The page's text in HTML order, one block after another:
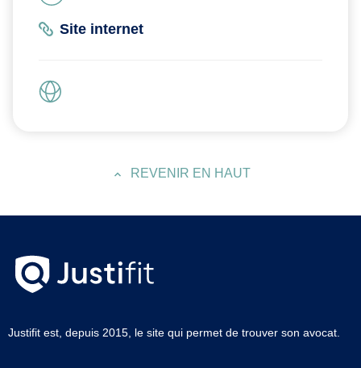
Site internet
REVENIR EN HAUT
Justifit est, depuis 2015, le site qui permet de trouver son avocat.